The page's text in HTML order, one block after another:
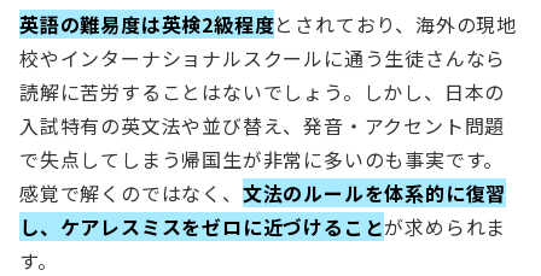
英語の難易度は英検2級程度とされており、海外の現地
校やインターナショナルスクールに通う生徒さんなら
読解に苦労することはないでしょう。しかし、日本の
入試特有の英文法や並び替え、発音・アクセント問題
で失点してしまう帰国生が非常に多いのも事実です。
感覚で解くのではなく、 文法のルールを体系的に復習
し、ケアレスミスをゼロに近づけることが求められま
す。